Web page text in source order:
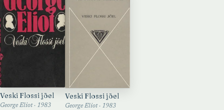
Veski Flossi jõel
George Eliot · 1983
Veski Flossi jõel
George Eliot · 1983